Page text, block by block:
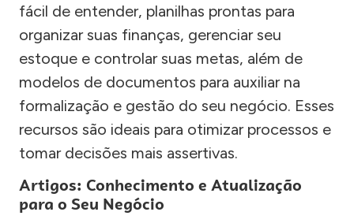
fácil de entender, planilhas prontas para
organizar suas finanças, gerenciar seu
estoque e controlar suas metas, além de
modelos de documentos para auxiliar na
formalização e gestão do seu negócio. Esses
recursos são ideais para otimizar processos e
tomar decisões mais assertivas.
Artigos: Conhecimento e Atualização
para o Seu Negócio